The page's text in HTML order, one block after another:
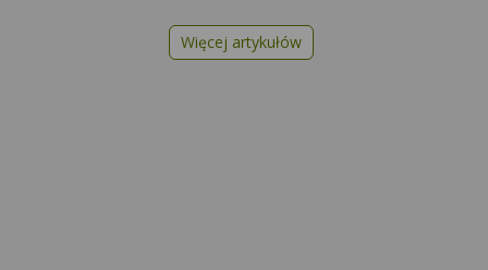
Więcej artykułów